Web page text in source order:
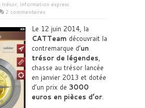
trésor, Information express
2 commentaires
Le 12 juin 2014, la
CATTeam découvrait la
contremarque d’un
trésor de légendes,
chasse au trésor lancée
en janvier 2013 et dotée
d’un prix de 3000
euros en pièces d’or.